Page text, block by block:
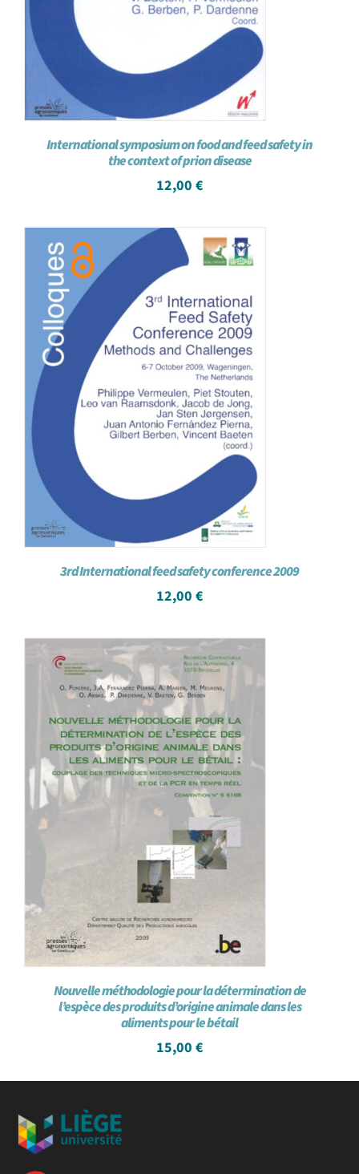
International symposium on food and feed safety in
the context of prion disease
12,00 €
3rd International feed safety conference 2009
12,00 €
Nouvelle méthodologie pour la détermination de
l’espèce des produits d’origine animale dans les
aliments pour le bétail
15,00 €